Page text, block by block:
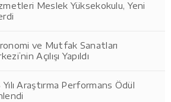
Meslek Yüksekokulu, Yeni
ve Mutfak Sanatları
Açılışı Yapıldı
Yılı Araştırma Performans Ödül